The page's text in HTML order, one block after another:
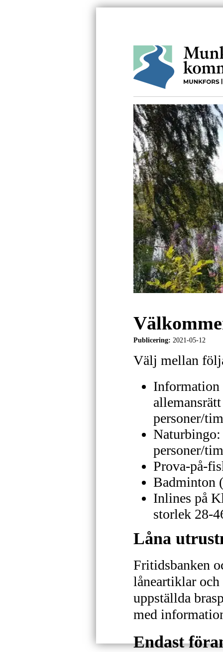
Publicering: 2021-05-12
Välj mellan
Information
personer/
personer/
Prova-på-
Badminton
Inlines på
storlek 28-
Låna
Fritidsbanken
låneartiklar och
uppställda
med
Endast